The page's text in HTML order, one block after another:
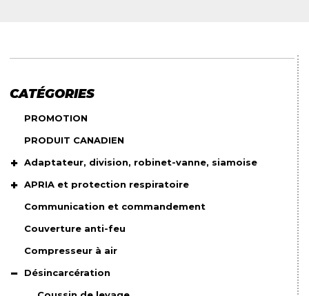
CATÉGORIES
PROMOTION
PRODUIT CANADIEN
Adaptateur, division, robinet-vanne, siamoise
APRIA et protection respiratoire
Communication et commandement
Couverture anti-feu
Compresseur à air
Désincarcération